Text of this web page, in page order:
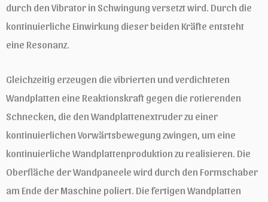
durch den Vibrator in Schwingung versetzt wird. Durch die
kontinuierliche Einwirkung dieser beiden Kräfte entsteht
eine Resonanz.
Gleichzeitig erzeugen die vibrierten und verdichteten
Wandplatten eine Reaktionskraft gegen die rotierenden
Schnecken, die den Wandplattenextruder zu einer
kontinuierlichen Vorwärtsbewegung zwingen, um eine
kontinuierliche Wandplattenproduktion zu realisieren. Die
Oberfläche der Wandpaneele wird durch den Formschaber
am Ende der Maschine poliert. Die fertigen Wandplatten